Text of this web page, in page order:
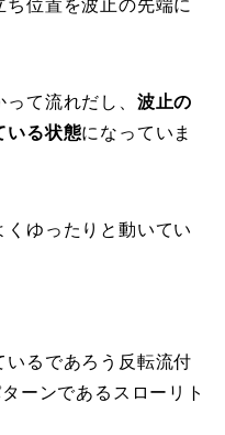
位置を波止の先端に
て流れだし、 波止の
いる状態になっていま
ゆったりと動いてい
いるであろう反転流付
ーンであるスローリト